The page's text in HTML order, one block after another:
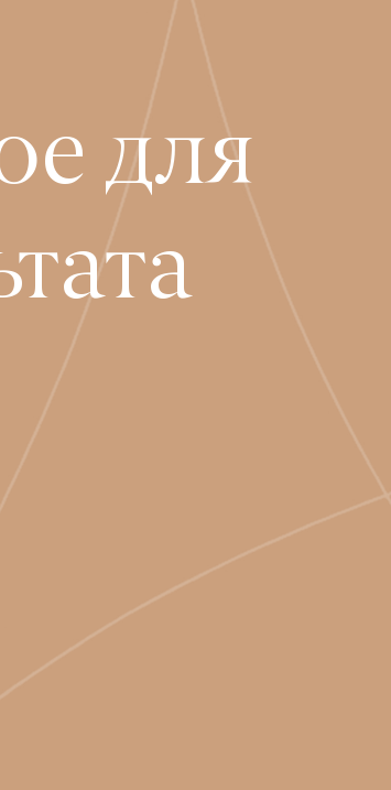
для